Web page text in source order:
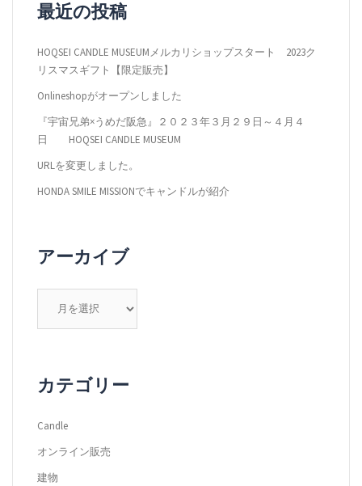
シ
ョ
ン
最近の投稿
HOQSEI CANDLE MUSEUMメルカリショップスタート 2023ク
リスマスギフト【限定販売】
Onlineshopがオープンしました
『宇宙兄弟×うめだ阪急』２０２３年３月２９日～４月４
日 HOQSEI CANDLE MUSEUM
URLを変更しました。
HONDA SMILE MISSIONでキャンドルが紹介
アーカイブ
カ
カテゴリー
Candle
オンライン販売
建物